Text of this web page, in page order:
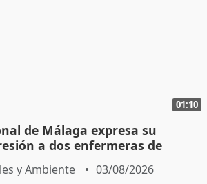
01:10
de Málaga expresa su
a dos enfermeras de
y Ambiente 03/08/2026